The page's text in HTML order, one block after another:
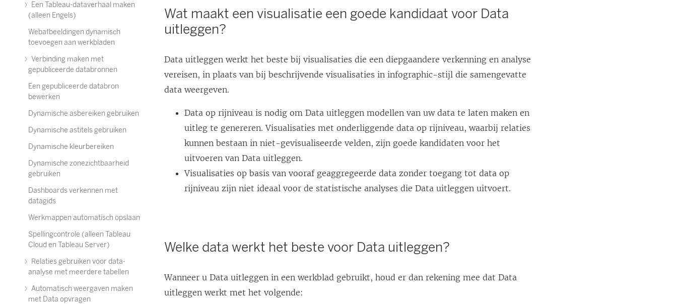
Een Tableau-dataverhaal maken
(alleen Engels)
Webafbeeldingen dynamisch
toevoegen aan werkbladen
Verbinding maken met
gepubliceerde databronnen
Een gepubliceerde databron
bewerken
Dynamische asbereiken gebruiken
Dynamische astitels gebruiken
Dynamische kleurbereiken
Dynamische zonezichtbaarheid
gebruiken
Dashboards verkennen met
datagids
Werkmappen automatisch opslaan
Spellingcontrole (alleen Tableau
Cloud en Tableau Server)
Relaties gebruiken voor data-
analyse met meerdere tabellen
Automatisch weergaven maken
met Data opvragen
Wat maakt een visualisatie een goede kandidaat voor Data
uitleggen?
Data uitleggen werkt het beste bij visualisaties die een diepgaandere verkenning en analyse
vereisen, in plaats van bij beschrijvende visualisaties in infographic-stijl die samengevatte
data weergeven.
Data op rijniveau is nodig om Data uitleggen modellen van uw data te laten maken en
uitleg te genereren. Visualisaties met onderliggende data op rijniveau, waarbij relaties
kunnen bestaan in niet-gevisualiseerde velden, zijn goede kandidaten voor het
uitvoeren van Data uitleggen.
Visualisaties op basis van vooraf geaggregeerde data zonder toegang tot data op
rijniveau zijn niet ideaal voor de statistische analyses die Data uitleggen uitvoert.
Welke data werkt het beste voor Data uitleggen?
Wanneer u Data uitleggen in een werkblad gebruikt, houd er dan rekening mee dat Data
uitleggen werkt met het volgende: